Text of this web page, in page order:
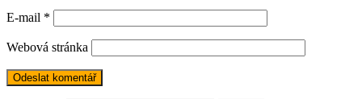
E-mail *
Webová stránka